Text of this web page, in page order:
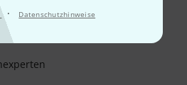
· Datenschutzhinweise